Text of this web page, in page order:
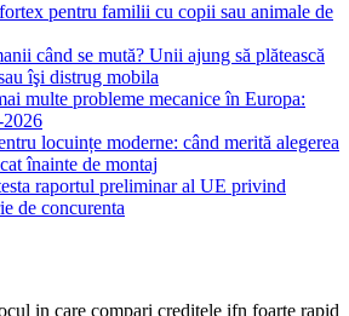
pentru familii cu copii sau animale de
când se mută? Unii ajung să plătească
îşi distrug mobila
multe probleme mecanice în Europa:
2026
locuințe moderne: când merită alegerea
înainte de montaj
raportul preliminar al UE privind
de concurenta
in care compari creditele ifn foarte rapid